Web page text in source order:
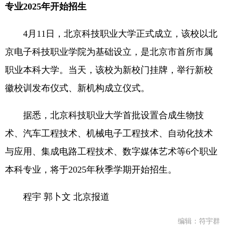
专业2025年开始招生
4月11日，北京科技职业大学正式成立，该校以北
京电子科技职业学院为基础设立，是北京市首所市属
职业本科大学。当天，该校为新校门挂牌，举行新校
徽校训发布仪式、新机构成立仪式。
据悉，北京科技职业大学首批设置合成生物技
术、汽车工程技术、机械电子工程技术、自动化技术
与应用、集成电路工程技术、数字媒体艺术等6个职业
本科专业，将于2025年秋季学期开始招生。
程宇 郭卜文 北京报道
编辑：符宇群